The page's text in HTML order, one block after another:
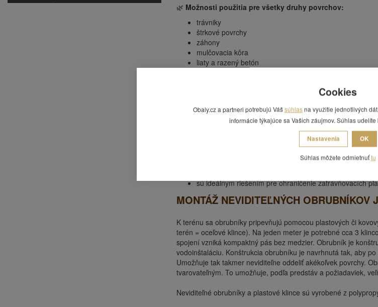
🌿 Možnosti použitia pre všetky druhy povrchov:
trávniky
štrkové povrchy
záhony
mulčovacia kôra
liaty a razený betón
a ďalšie ...
ak je jednou z oddeľovaných plôch trávnik, tráva
v kombinácii s dlažobnými kockami umožňujú obrubníky
obrubníky znamenite oddeľujú jednotlivé druhy povrchov
systém umožňuje ľubovoľné zatáčanie povrchu
sú ideálnym riešením pre ohraničenie zatrávňovacích
MONTÁŽ NEVIDITEĽNÝCH
K terénu sa obrubníky pripevňujú pomocou plastových či
terén = oceľové klince). Na jeden meter je potrebné cca 3
spojení vzniká kompaktný pás bez medzier. Obrubník je
vodoinštaláciu. Konštrukcia obrubníku je navrhnutá tak, aby
Umožňuje tak takmer neviditeľne oddeliť akékoľvek povrchy.
tvarovateľným. To umožňuje, podľa predstáv a požiadaviek,
Neviditeľné obrubníky a plastové klince sú vyrobené z
Cookies
Obaly.cz a partneri potrebujú Vášsúhlasna využitie jednotlivých
informácie týkajúce sa Vašich záujmov. Súhlas udelíte
Nastavenia OK
Súhlas môžete odmietnuťtu